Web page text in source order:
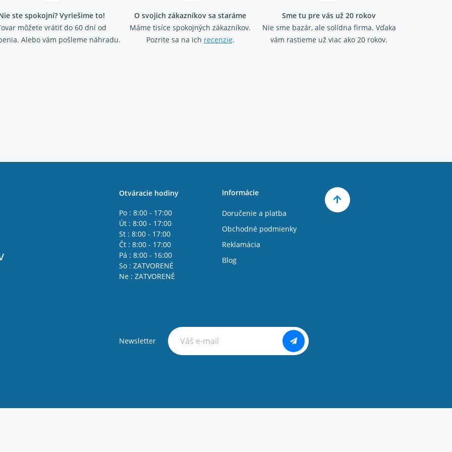
ste spokojní? Vyriešime to!
môžete vrátiť do 60 dní od
Alebo vám pošleme náhradu.
O svojich zákazníkov sa staráme
Máme tisíce spokojných zákazníkov.
Pozrite sa na ich recenzie.
Sme tu pre vás už 20 rokov
Nie sme bazár, ale solídna firma. Vďaka
vám rastieme už viac ako 20 rokov.
Otváracie hodiny
Po : 8:00 - 17:00
Út : 8:00 - 17:00
St : 8:00 - 17:00
Čt : 8:00 - 17:00
Pá : 8:00 - 16:00
So : ZATVORENÉ
Ne : ZATVORENÉ
Informácie
Doručenie a platba
Obchodné podmienky
Reklamácia
Blog
Newsletter